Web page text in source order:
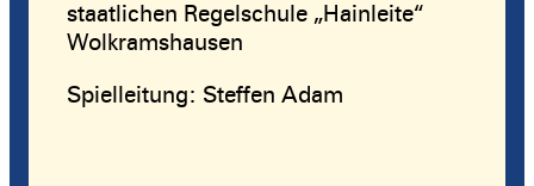
staatlichen Regelschule „Hainleite“
Wolkramshausen
Spielleitung: Steffen Adam